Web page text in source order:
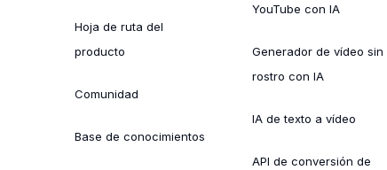
Hoja de ruta del
producto
Comunidad
Base de conocimientos
YouTube con IA
Generador de vídeo sin
rostro con IA
IA de texto a vídeo
API de conversión de